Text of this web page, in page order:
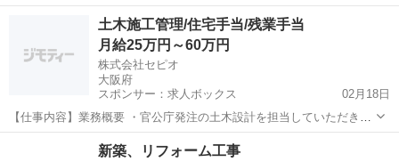
※※※※※※※※※ 労働環境 ※※※※※※※※※ 休日・休暇
・年間休日：122日 ※会社カレンダーあり 年末年始、GW休暇、夏季
休暇、慶弔休暇、産前...
CAD CADオペレーター
土木施工管理/住宅手当/残業手当
月給25万円～60万円
株式会社セピオ
大阪府
スポンサー：求人ボックス
02月18日
【仕事内容】業務概要 ・官公庁発注の土木設計を担当していただきま
す。 具体的な仕事内容 ・土木設計全般 ・調査、測量、設計業務 ・官
公庁との打ち合わせ ・協力会社の管理業務 【経験・資格】<必須資格
新築、リフォーム工事